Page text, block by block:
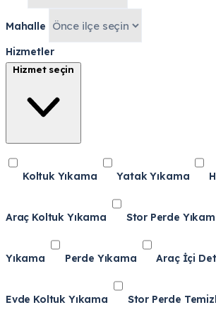
Mahalle
Hizmetler
Hizmet seçin
Koltuk Yıkama Yatak Yıkama
Araç Koltuk Yıkama Stor Perde
Yıkama Perde Yıkama Araç İçi
Evde Koltuk Yıkama Stor Perde